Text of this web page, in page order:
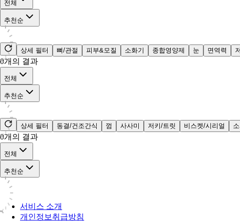
전체
추천순
상세 필터 뼈/관절 피부&모질 소화기 종합영양제 눈 면역력
0개의 결과
전체
추천순
상세 필터 동결/건조간식 껌 사사미 저키/트릿 비스켓/시리얼
0개의 결과
전체
추천순
서비스 소개
개인정보취급방침